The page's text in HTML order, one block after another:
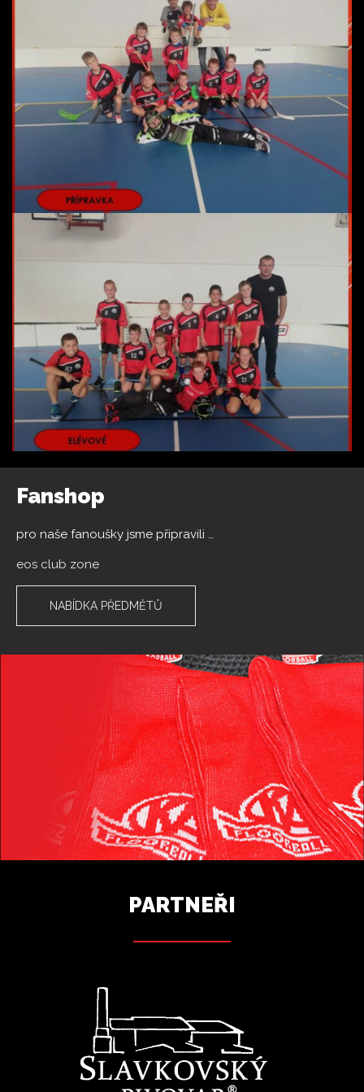
Fanshop
pro naše fanoušky jsme připravili …
eos club zone
NABÍDKA PŘEDMĚTŮ
PARTNEŘI